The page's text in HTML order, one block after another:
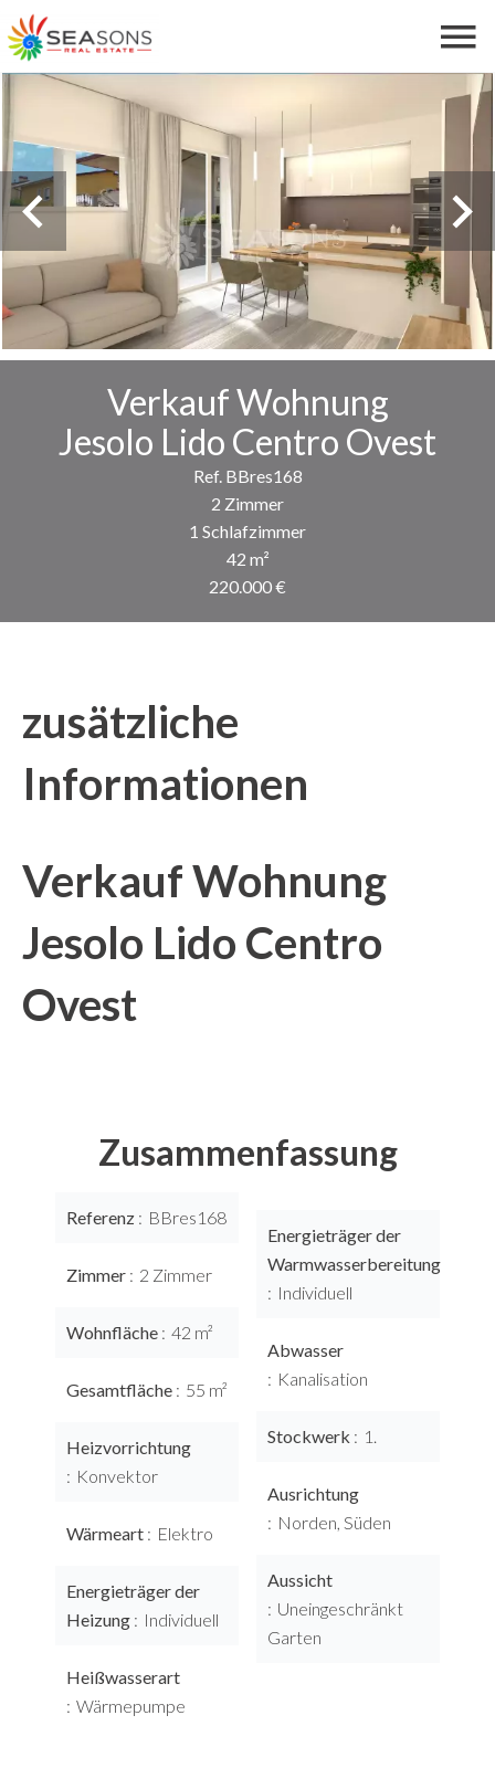
Verkauf Wohnung
Jesolo Lido Centro Ovest
Ref. BBres168
2 Zimmer
1 Schlafzimmer
42 m²
220.000 €
zusätzliche
Informationen
Verkauf Wohnung
Jesolo Lido Centro
Ovest
Zusammenfassung
Referenz BBres168
Zimmer 2 Zimmer
Wohnfläche 42 m²
Gesamtfläche 55 m²
Heizvorrichtung
Konvektor
Wärmeart Elektro
Energieträger der
Heizung
Individuell
Heißwasserart
Wärmepumpe
Energieträger der
Warmwasserbereitung
Individuell
Abwasser
Kanalisation
Stockwerk 1.
Ausrichtung
Norden, Süden
Aussicht
Uneingeschränkt
Garten